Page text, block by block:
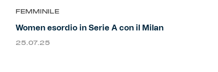
FEMMINILE
Women esordio in Serie A con il Milan
25.07.25